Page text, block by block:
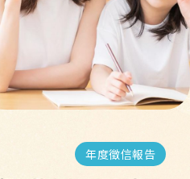
年度徵信報告